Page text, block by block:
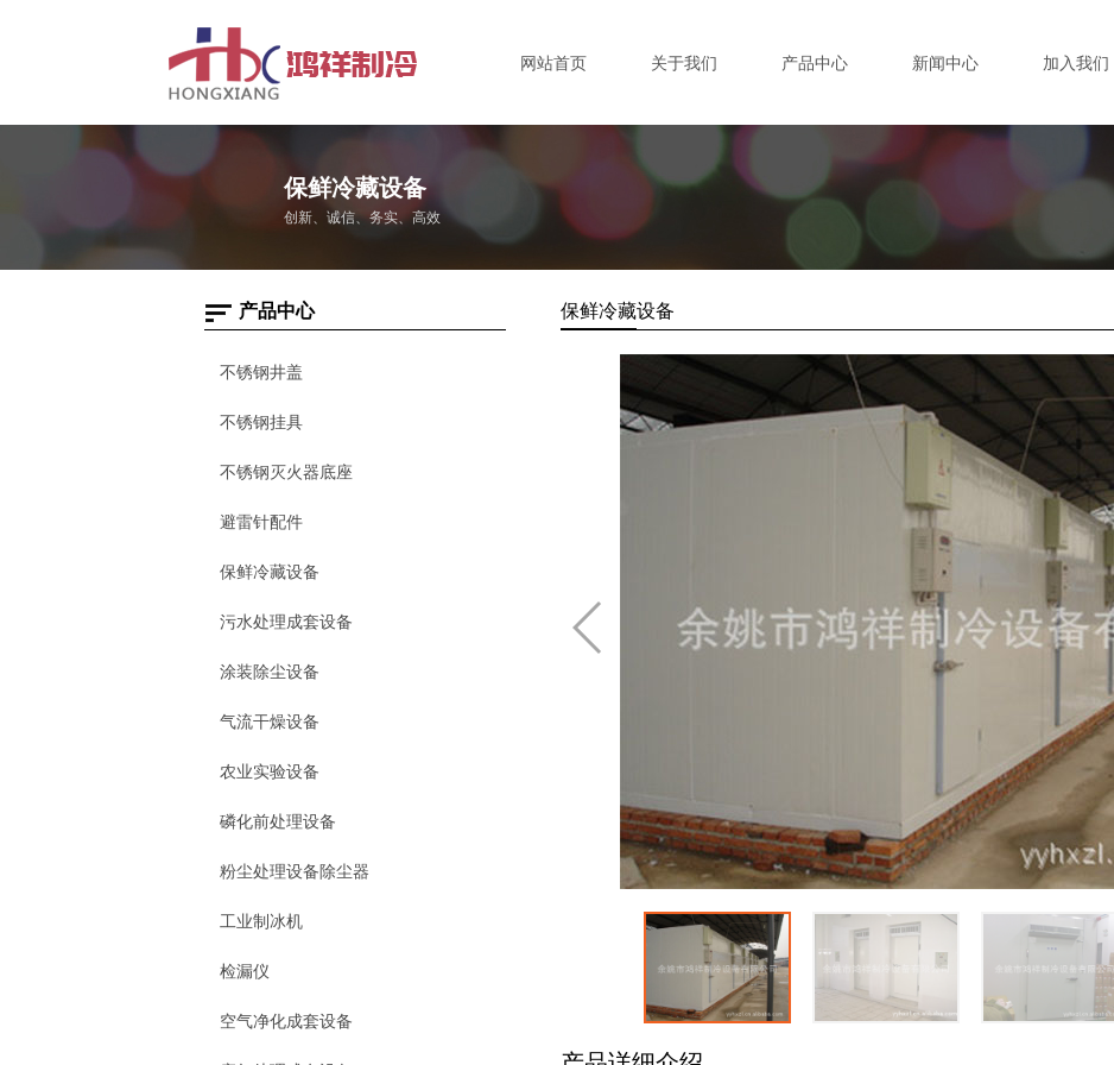
网站首页 关于我们 产品中心 新闻中心 加入我们
保鲜冷藏设备
创新、诚信、务实、高效
产品中心
不锈钢井盖
不锈钢挂具
不锈钢灭火器底座
避雷针配件
保鲜冷藏设备
污水处理成套设备
涂装除尘设备
气流干燥设备
农业实验设备
磷化前处理设备
粉尘处理设备除尘器
工业制冰机
检漏仪
空气净化成套设备
保鲜冷藏设备